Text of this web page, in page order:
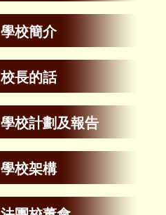
學校簡介
校長的話
學校計劃及報告
學校架構